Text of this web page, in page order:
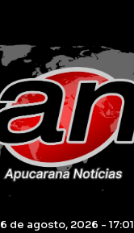
6 de agosto, 2026 - 17:01